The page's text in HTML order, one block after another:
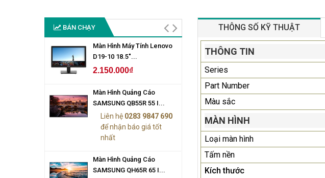
BÁN CHẠY
Màn Hình Máy Tính Lenovo
D19-10 18.5"...
2.150.000₫
Màn Hình Quảng Cáo
SAMSUNG QB55R 55 I...
Liên hệ 0283 9847 690
để nhận báo giá tốt
nhất
Màn Hình Quảng Cáo
SAMSUNG QH65R 65 I...
THÔNG SỐ KỸ THUẬT
THÔNG TIN
Series
Part Number
Màu sắc
MÀN HÌNH
Loại màn hình
Tấm nền
Kích thước